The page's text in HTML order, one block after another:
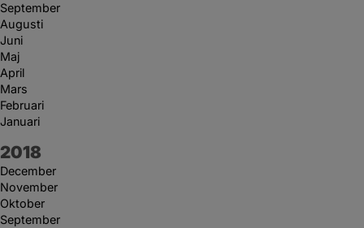
September
Augusti
Juni
Maj
April
Mars
Februari
Januari
År:
2018
December
November
Oktober
September